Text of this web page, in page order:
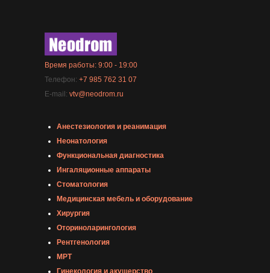
Телефон: +7 985 762 31 07
E-mail: vtv@neodrom.ru
Время работы: 9:00 - 19:00
Анестезиология и реанимация
Неонатология
Функциональная диагностика
Ингаляционные аппараты
Стоматология
Медицинская мебель и оборудование
Хирургия
Оториноларингология
Рентгенология
МРТ
Гинекология и акушерство